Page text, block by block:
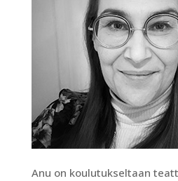
Anu on koulutukseltaan